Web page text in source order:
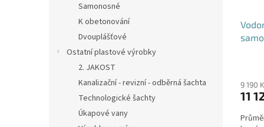
Samonosné
K obetonování
Dvouplášťové
Ostatní plastové výrobky
2. JAKOST
Kanalizační - revizní - odběrná šachta
Technologické šachty
Úkapové vany
9 190
11